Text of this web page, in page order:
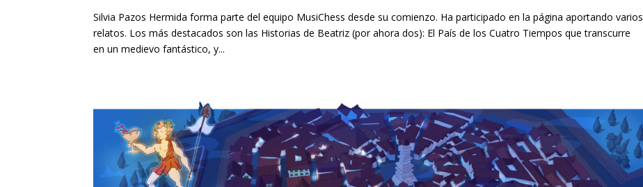
Silvia Pazos Hermida forma parte del equipo MusiChess desde su comienzo. Ha participado en la página aportando varios
relatos. Los más destacados son las Historias de Beatriz (por ahora dos): El País de los Cuatro Tiempos que transcurre
en un medievo fantástico, y...